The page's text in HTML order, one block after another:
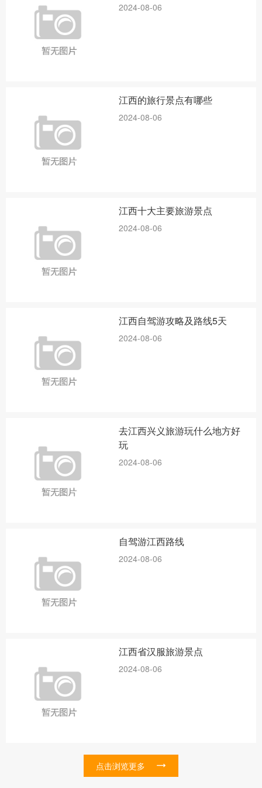
2024-08-06
江西的旅行景点有哪些
2024-08-06
江西十大主要旅游景点
2024-08-06
江西自驾游攻略及路线5天
2024-08-06
去江西兴义旅游玩什么地方好
玩
2024-08-06
自驾游江西路线
2024-08-06
江西省汉服旅游景点
2024-08-06
点击浏览更多